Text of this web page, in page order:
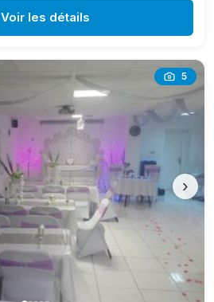
Voir les détails
5
›